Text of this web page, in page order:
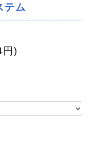
テム
)